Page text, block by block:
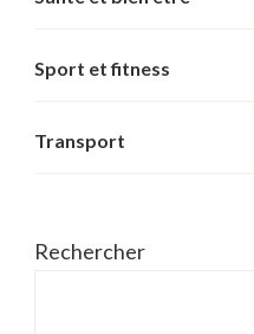
Sport et fitness
Transport
Rechercher